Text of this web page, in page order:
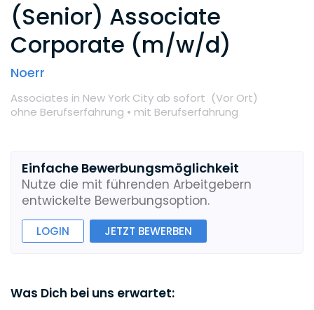
(Senior) Associate
Corporate (m/w/d)
Noerr
Associates in New York Cityab sofort (Vor Ort)
ohne Berufserfahrung • mit Berufserfahrung
Einfache Bewerbungsmöglichkeit
Nutze die mit führenden Arbeitgebern
entwickelte Bewerbungsoption.
LOGIN JETZT BEWERBEN
Was Dich bei uns erwartet: